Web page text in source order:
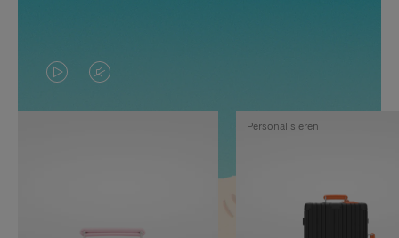
DAS
VIDEO
VIDEO
IST
Personalisieren